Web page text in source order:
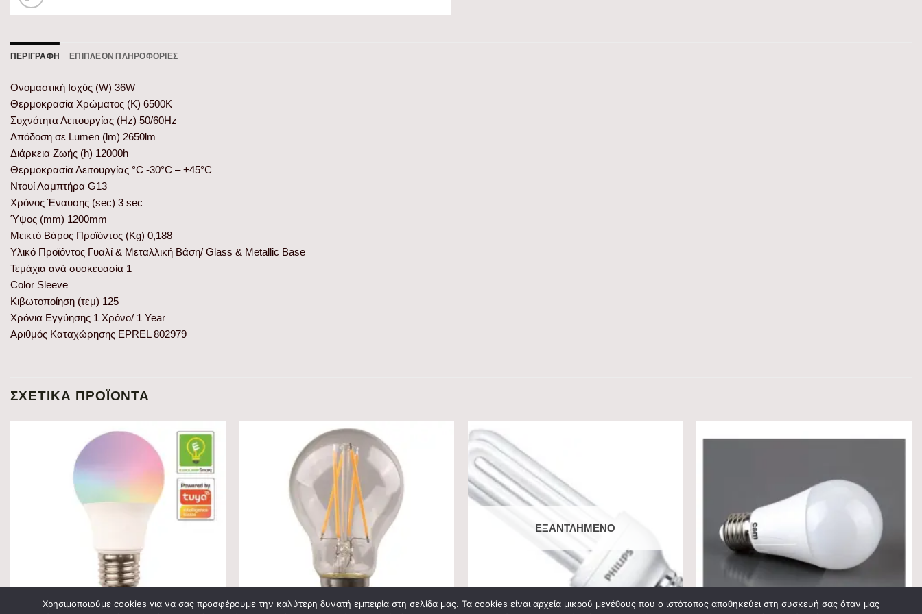
ΠΕΡΙΓΡΑΦΉ ΕΠΙΠΛΈΟΝ ΠΛΗΡΟΦΟΡΊΕΣ
Ονομαστική Ισχύς (W) 36W
Θερμοκρασία Χρώματος (K) 6500K
Συχνότητα Λειτουργίας (Hz) 50/60Hz
Απόδοση σε Lumen (lm) 2650lm
Διάρκεια Ζωής (h) 12000h
Θερμοκρασία Λειτουργίας °C -30°C – +45°C
Ντουί Λαμπτήρα G13
Χρόνος Έναυσης (sec) 3 sec
Ύψος (mm) 1200mm
Μεικτό Βάρος Προϊόντος (Kg) 0,188
Υλικό Προϊόντος Γυαλί & Μεταλλική Βάση/ Glass & Metallic Base
Τεμάχια ανά συσκευασία 1
Color Sleeve
Κιβωτοποίηση (τεμ) 125
Χρόνια Εγγύησης 1 Χρόνο/ 1 Year
Αριθμός Καταχώρησης EPREL 802979
ΣΧΕΤΙΚΆ ΠΡΟΪΌΝΤΑ
ΕΞΑΝΤΛΗΜΈΝΟ
Χρησιμοποιούμε cookies για να σας προσφέρουμε την καλύτερη δυνατή εμπειρία στη σελίδα μας. Τα cookies είναι αρχεία μικρού μεγέθους που ο ιστότοπος αποθηκεύει στη συσκευή σας όταν μας